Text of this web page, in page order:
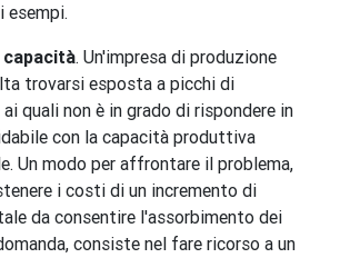
esempi.
. Un'impresa di produzione
trovarsi esposta a picchi di
ai quali non è in grado di rispondere in
con la capacità produttiva
Un modo per affrontare il problema,
i costi di un incremento di
da consentire l'assorbimento dei
consiste nel fare ricorso a un